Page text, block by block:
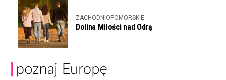
ZACHODNIOPOMORSKIE
Dolina Miłości nad Odrą